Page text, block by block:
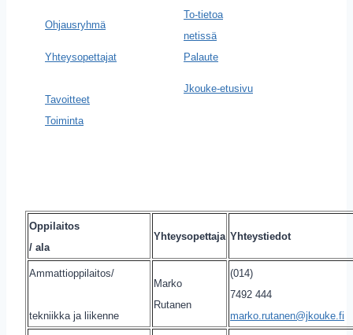
Ohjausryhmä
To-tietoa
netissä
Yhteysopettajat
Palaute
Tavoitteet
Jkouke-etusivu
Toiminta
Oppilaitos
/ ala
Yhteysopettaja Yhteystiedot
Ammattioppilaitos/
tekniikka ja liikenne
Marko
Rutanen
(014)
7492 444
marko.rutanen@jkouke.fi